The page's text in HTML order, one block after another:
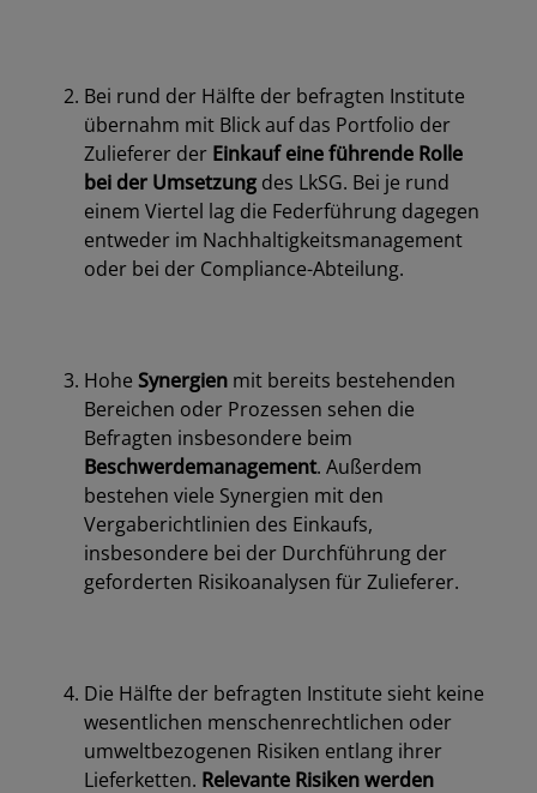
Bei rund der Hälfte der befragten Institute
übernahm mit Blick auf das Portfolio der
Zulieferer der Einkauf eine führende Rolle
bei der Umsetzung des LkSG. Bei je rund
einem Viertel lag die Federführung dagegen
entweder im Nachhaltigkeitsmanagement
oder bei der Compliance-Abteilung.
Hohe Synergien mit bereits bestehenden
Bereichen oder Prozessen sehen die
Befragten insbesondere beim
Beschwerdemanagement. Außerdem
bestehen viele Synergien mit den
Vergaberichtlinien des Einkaufs,
insbesondere bei der Durchführung der
geforderten Risikoanalysen für Zulieferer.
Die Hälfte der befragten Institute sieht keine
wesentlichen menschenrechtlichen oder
umweltbezogenen Risiken entlang ihrer
Lieferketten. Relevante Risiken werden